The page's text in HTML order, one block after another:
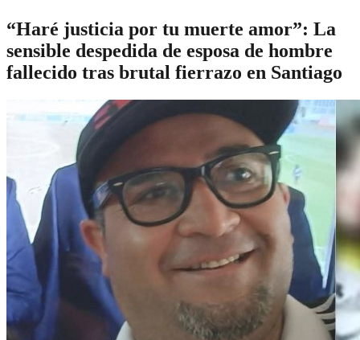
“Haré justicia por tu muerte amor”: La
sensible despedida de esposa de hombre
fallecido tras brutal fierrazo en Santiago